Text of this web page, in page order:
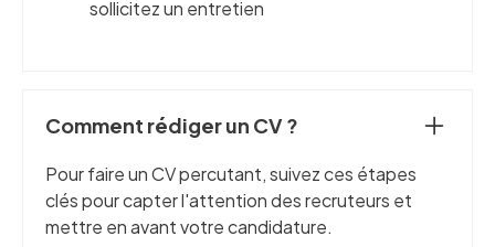
sollicitez un entretien
Comment rédiger un CV ?
Pour faire un CV percutant, suivez ces étapes
clés pour capter l'attention des recruteurs et
mettre en avant votre candidature.